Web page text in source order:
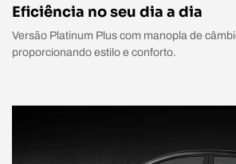
Eficiência no seu dia a dia
Versão Platinum Plus com manopla de
proporcionando estilo e conforto.